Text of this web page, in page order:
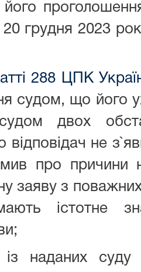
грудня 2023
288 ЦПК
судом, що його
судом двох
не
про
заяву з
істотне
наданих суду